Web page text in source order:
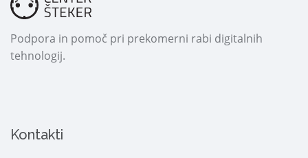
Podpora in pomoč pri prekomerni rabi digitalnih
tehnologij.
Kontakti